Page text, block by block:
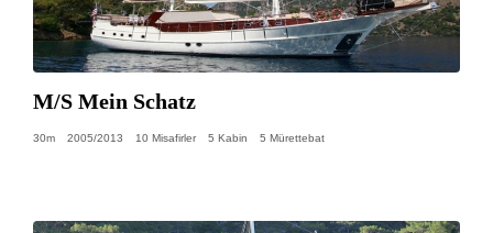
M/S Mein Schatz
30m 2005/2013 10 Misafirler 5 Kabin 5 Mürettebat